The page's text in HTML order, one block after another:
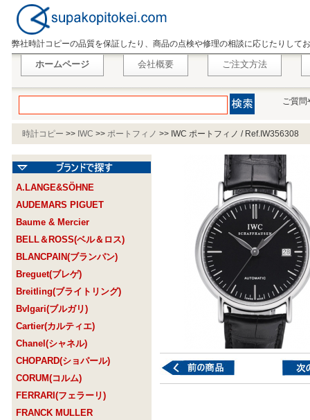
弊社時計コピーの品質を保証したり、商品の点検や修理の相談に応じたりして
ホームページ 会社概要 ご注文方法
ご質問
時計コピー >> IWC >> ポートフィノ >> IWC ポートフィノ / Ref.IW356308
A.LANGE&SÖHNE
AUDEMARS PIGUET
Baume & Mercier
BELL＆ROSS(ベル＆ロス)
BLANCPAIN(ブランパン)
Breguet(ブレゲ)
Breitling(ブライトリング)
Bvlgari(ブルガリ)
Cartier(カルティエ)
Chanel(シャネル)
CHOPARD(ショパール)
CORUM(コルム)
FERRARI(フェラーリ)
FRANCK MULLER